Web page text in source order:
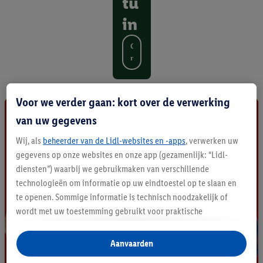
in
O
n
t
d
k
l
e
r
o
d
u
t
e
n
Voor we verder gaan: kort over de verwerking
van uw gegevens
Wij, als beheerder van de Lidl-websites en -apps, verwerken uw
gegevens op onze websites en onze app (gezamenlijk: “Lidl-
diensten”) waarbij we gebruikmaken van verschillende
technologieën om informatie op uw eindtoestel op te slaan en
te openen. Sommige informatie is technisch noodzakelijk of
wordt met uw toestemming gebruikt voor praktische
reclame binnen en buiten de Lidl-diensten aan te bieden. Als u
deelneemt aan het Lidl Plus-programma, worden voor deze
Aanvaarden